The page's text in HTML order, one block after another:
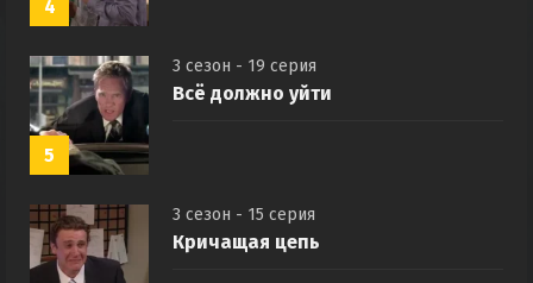
4
5
3 сезон - 19 серия
Всё должно уйти
3 сезон - 15 серия
Кричащая цепь